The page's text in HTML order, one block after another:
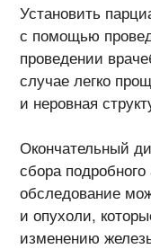
Установить
с помощью
проведении
случае легко
и неровная
Окончательный
сбора
обследование
и опухоли,
изменению